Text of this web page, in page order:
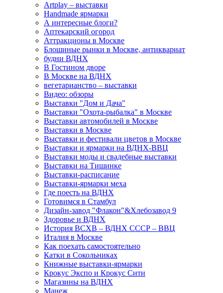
Artplay – выставки
Handmade ярмарки
А интересные блоги?
Аптекарский огород
Аттракционы в Москве
Блошиные рынки в Москве, антиквариат
будни ВДНХ
В Гостином дворе
В Москве на ВДНХ
вегетарианство – выставки
Видео: обзоры
Выставки "Дом и Дача"
Выставки "Охота-рыбалка" в Москве
Выставки автомобилей в Москве
Выставки в Москве
Выставки и фестивали цветов в Москве
Выставки и ярмарки на ВДНХ-ВВЦ
Выставки моды и свадебные выставки
Выставки на Тишинке
Выставки-расписание
Выставки-ярмарки меха
Где поесть на ВДНХ
Готовимся в Стамбул
Дизайн-завод "Флакон"&Хлебозавод 9
Здоровье и ВДНХ
История ВСХВ – ВДНХ СССР – ВВЦ
Италия в Москве
Как поехать самостоятельно
Катки в Сокольниках
Книжные выставки-ярмарки
Крокус Экспо и Крокус Сити
Магазины на ВДНХ
Манеж